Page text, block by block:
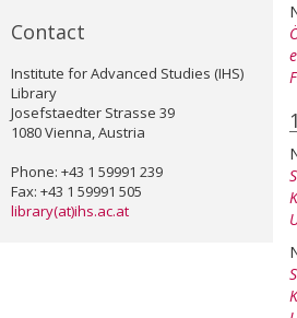
Contact
Institute for Advanced Studies (IHS)
Library
Josefstaedter Strasse 39
1080 Vienna, Austria
Phone: +43 1 59991 239
Fax: +43 1 59991 505
library(at)ihs.ac.at